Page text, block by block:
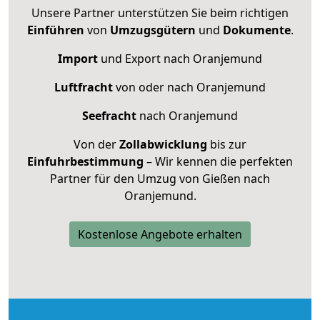
Unsere Partner unterstützen Sie beim richtigen
Einführen von Umzugsgütern und Dokumente.
Import und Export nach Oranjemund
Luftfrachtvon oder nach Oranjemund
Seefracht nach Oranjemund
Von derZollabwicklung bis zur
Einfuhrbestimmung – Wir kennen die perfekten
Partner für den Umzug von Gießen nach
Oranjemund.
Kostenlose Angebote erhalten